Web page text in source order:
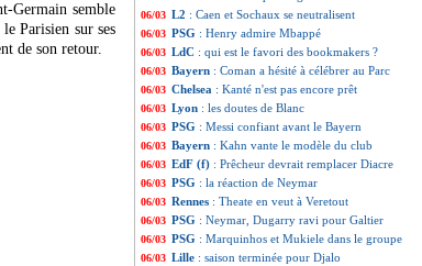
Germain semble
Parisien sur ses
de son retour.
06/03 L2 : Caen et Sochaux se neutralisent
06/03 PSG : Henry admire Mbappé
06/03 LdC : qui est le favori des bookmakers ?
06/03 Bayern : Coman a hésité à célébrer au Parc
06/03 Chelsea : Kanté n'est pas encore prêt
06/03 Lyon : les doutes de Blanc
06/03 PSG : Messi confiant avant le Bayern
06/03 Bayern : Kahn vante le modèle du club
06/03 EdF (f) : Prêcheur devrait remplacer Diacre
06/03 PSG : la réaction de Neymar
06/03 Rennes : Theate en veut à Veretout
06/03 PSG : Neymar, Dugarry ravi pour Galtier
06/03 PSG : Marquinhos et Mukiele dans le groupe
06/03 Lille : saison terminée pour Djalo